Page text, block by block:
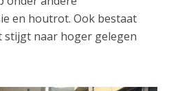
en houtrot. Ook bestaat
stijgt naar hoger gelegen